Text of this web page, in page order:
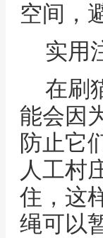
空间，
实用
在刷
能会因
防止它
人工村
住，这
绳可以